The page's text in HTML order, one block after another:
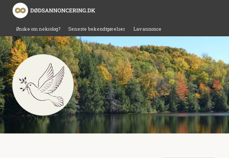
Ønske om nekrolog? Seneste bekendtgørelser Lav annonce